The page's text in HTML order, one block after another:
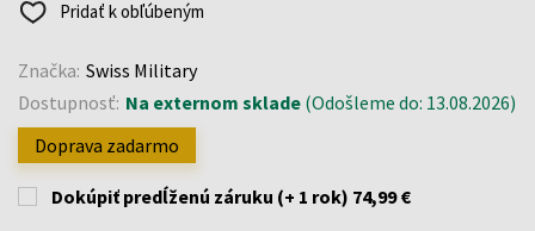
Pridať k obľúbeným
Značka: Swiss Military
Dostupnosť: Na externom sklade (Odošleme do: 13.08.2026)
Doprava zadarmo
Dokúpiť predĺženú záruku (+ 1 rok) 74,99 €